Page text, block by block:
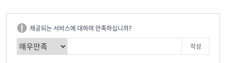
제공되는 서비스에 대하여 만족하십니까?